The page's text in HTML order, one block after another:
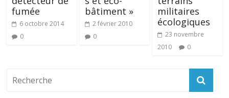
fumée
6 octobre 2014
0
bâtiment »
2 février 2010
0
militaires
écologiques
23 novembre
2010
0